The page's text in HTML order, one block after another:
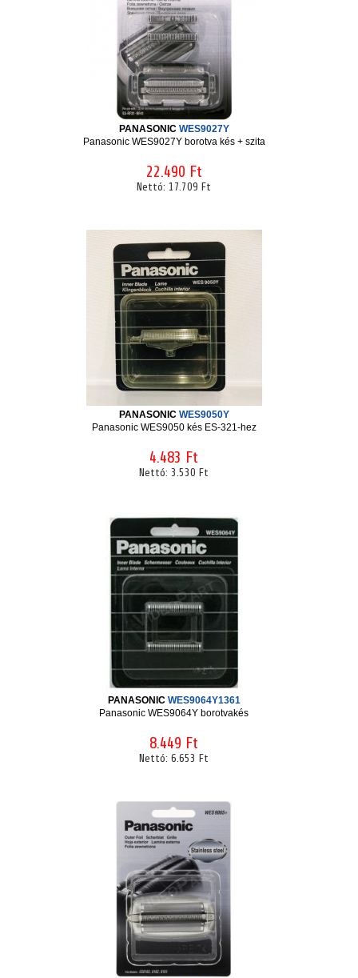
PANASONIC WES9027Y
Panasonic WES9027Y borotva kés + szita
22.490 Ft
Nettó: 17.709 Ft
PANASONIC WES9050Y
Panasonic WES9050 kés ES-321-hez
4.483 Ft
Nettó: 3.530 Ft
PANASONIC WES9064Y1361
Panasonic WES9064Y borotvakés
8.449 Ft
Nettó: 6.653 Ft